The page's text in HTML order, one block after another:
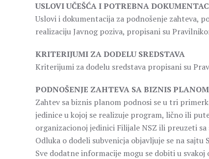
USLOVI UČEŠĆA I POTREBNA
Uslovi i dokumentacija za podnošenje zahteva,
realizaciju Javnog poziva, propisani su
KRITERIJUMI ZA DODELU SREDSTAVA
Kriterijumi za dodelu sredstava propisani su
PODNOŠENJE ZAHTEVA SA BIZNIS PLANOM
Zahtev sa biznis planom podnosi se u tri
jedinice u kojoj se realizuje program, lično ili
organizacionoj jedinici Filijale NSZ ili preuzeti
Odluka o dodeli subvenicja objavljuje se na
Sve dodatne informacije mogu se dobiti u